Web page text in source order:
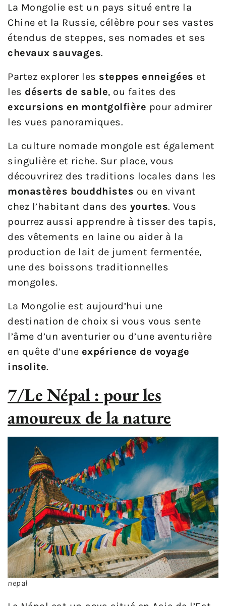
La Mongolie est un pays situé entre la
Chine et la Russie, célèbre pour ses vastes
étendus de steppes, ses nomades et ses
chevaux sauvages.
Partez explorer les steppes enneigées et
les déserts de sable, ou faites des
excursions en montgolfière pour admirer
les vues panoramiques.
La culture nomade mongole est également
singulière et riche. Sur place, vous
découvrirez des traditions locales dans les
monastères bouddhistes ou en vivant
chez l’habitant dans des yourtes. Vous
pourrez aussi apprendre à tisser des tapis,
des vêtements en laine ou aider à la
production de lait de jument fermentée,
une des boissons traditionnelles
mongoles.
La Mongolie est aujourd’hui une
destination de choix si vous vous sente
l’âme d’un aventurier ou d’une aventurière
en quête d’une expérience de voyage
insolite.
7/Le Népal : pour les
amoureux de la nature
nepal